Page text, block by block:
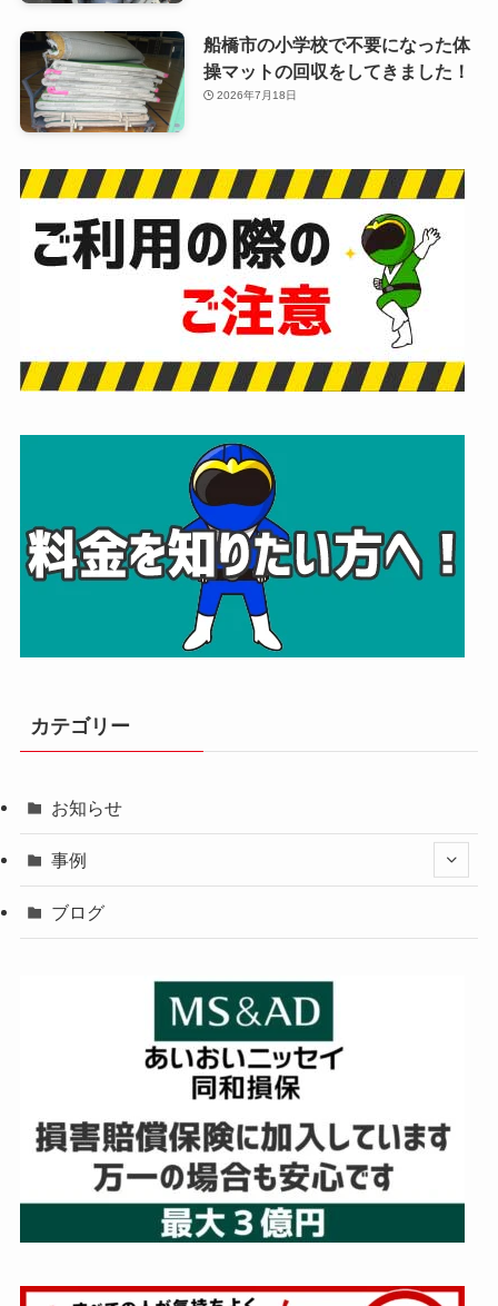
船橋市の小学校で不要になった体
操マットの回収をしてきました！
2026年7月18日
カテゴリー
お知らせ
事例
ブログ